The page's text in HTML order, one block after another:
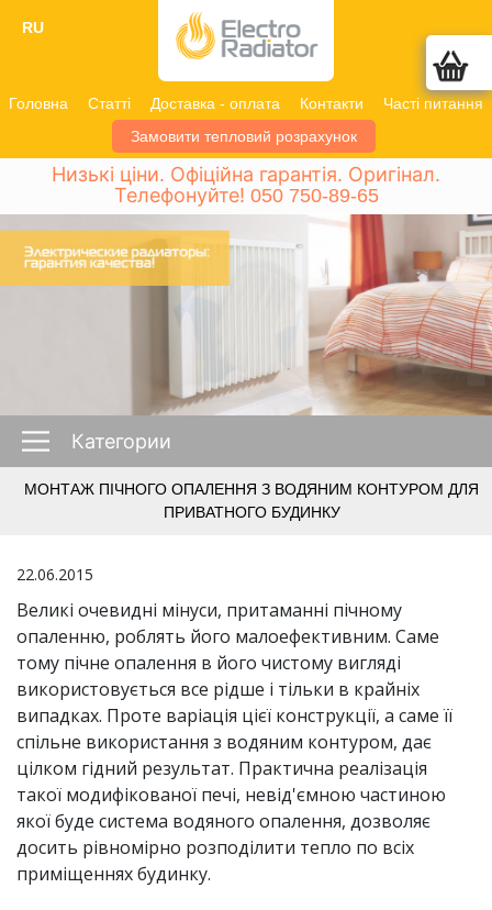
Головна Статті Доставка - оплата Контакти
Часті питання
Замовити тепловий розрахунок
RU
Низькі ціни. Офіційна гарантія. Оригінал.
Телефонуйте! 050 750-89-65
Категории
МОНТАЖ ПІЧНОГО ОПАЛЕННЯ З ВОДЯНИМ КОНТУРОМ ДЛЯ
ПРИВАТНОГО БУДИНКУ
22.06.2015
Великі очевидні мінуси, притаманні пічному
опаленню, роблять його малоефективним. Саме
тому пічне опалення в його чистому вигляді
використовується все рідше і тільки в крайніх
випадках. Проте варіація цієї конструкції, а саме її
спільне використання з водяним контуром, дає
цілком гідний результат. Практична реалізація
такої модифікованої печі, невід'ємною частиною
якої буде система водяного опалення, дозволяє
досить рівномірно розподілити тепло по всіх
приміщеннях будинку.